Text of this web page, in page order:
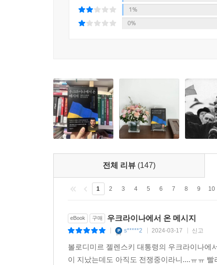
모두가 아셔야 합니다. 우크라이나는 자선을
아닙니다. 왜냐하면 여러분의 지원은 유럽과 세계
이름으로 우리의 목숨을 희생하며 싸우고 있습니다
한편 그의 연설이 ‘이 시대의 게티즈버그 연설’
배경이나 역사적 사건을 통해 현재의 전쟁을 이야
예를 들어, 영국 의회에서 젤렌스키는 1940년 6
“우리는 끝까지 싸울 것입니다. 우리는 바다와
싸울 것입니다. 우리는 칼미우스강과 드니프
독일의회 연설에서는 베를린 장벽을 거론하며 독
“여러분이 또 다른 장벽 뒤에 있는 것처럼 느껴
1%
0%
전체 리뷰 (147)
1 2 3 4 5 6 7 8 9 10
eBook 구매 우크라이나에서 온 메시지
s*****2 2024-03-17 신고
볼로디미르 젤렌스키 대통령의 우크라이나에
이 지났는데도 아직도 전쟁중이라니....ㅠㅠ